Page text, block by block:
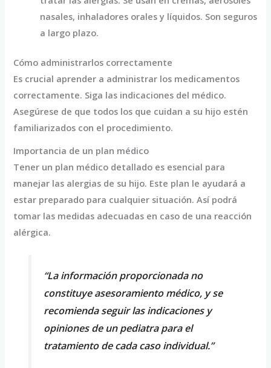
nasales, inhaladores orales y líquidos. Son seguros
a largo plazo.
Cómo administrarlos correctamente
Es crucial aprender a administrar los medicamentos
correctamente. Siga las indicaciones del médico.
Asegúrese de que todos los que cuidan a su hijo estén
familiarizados con el procedimiento.
Importancia de un plan médico
Tener un plan médico detallado es esencial para
manejar las alergias de su hijo. Este plan le ayudará a
estar preparado para cualquier situación. Así podrá
tomar las medidas adecuadas en caso de una reacción
alérgica.
“La información proporcionada no
constituye asesoramiento médico, y se
recomienda seguir las indicaciones y
opiniones de un pediatra para el
tratamiento de cada caso individual.”